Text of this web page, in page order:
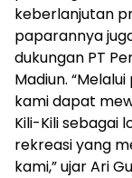
keberlanjutan
paparannya
dukungan PT
Madiun.
kami dapat
Kili-Kili sebagai
rekreasi yang
kami,” ujar Ari